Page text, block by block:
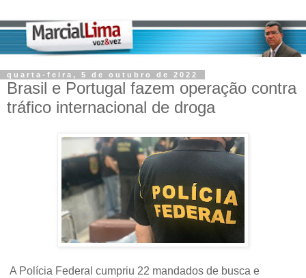
quarta-feira, 5 de outubro de 2022
Brasil e Portugal fazem operação contra
tráfico internacional de droga
A Polícia Federal cumpriu 22 mandados de busca e